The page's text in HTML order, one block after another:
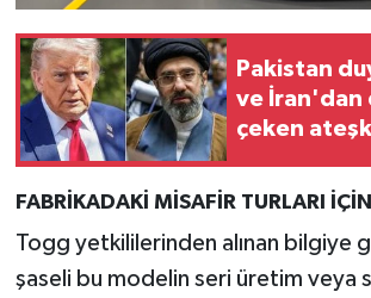
Pakistan
ve İran'dan
çeken
FABRİKADAKİ MİSAFİR TURLARI İÇİN
Togg yetkililerinden alınan bilgiye
şaseli bu modelin seri üretim veya